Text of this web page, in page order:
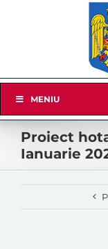
Navigation
MENIU
Proiect
Ianuarie